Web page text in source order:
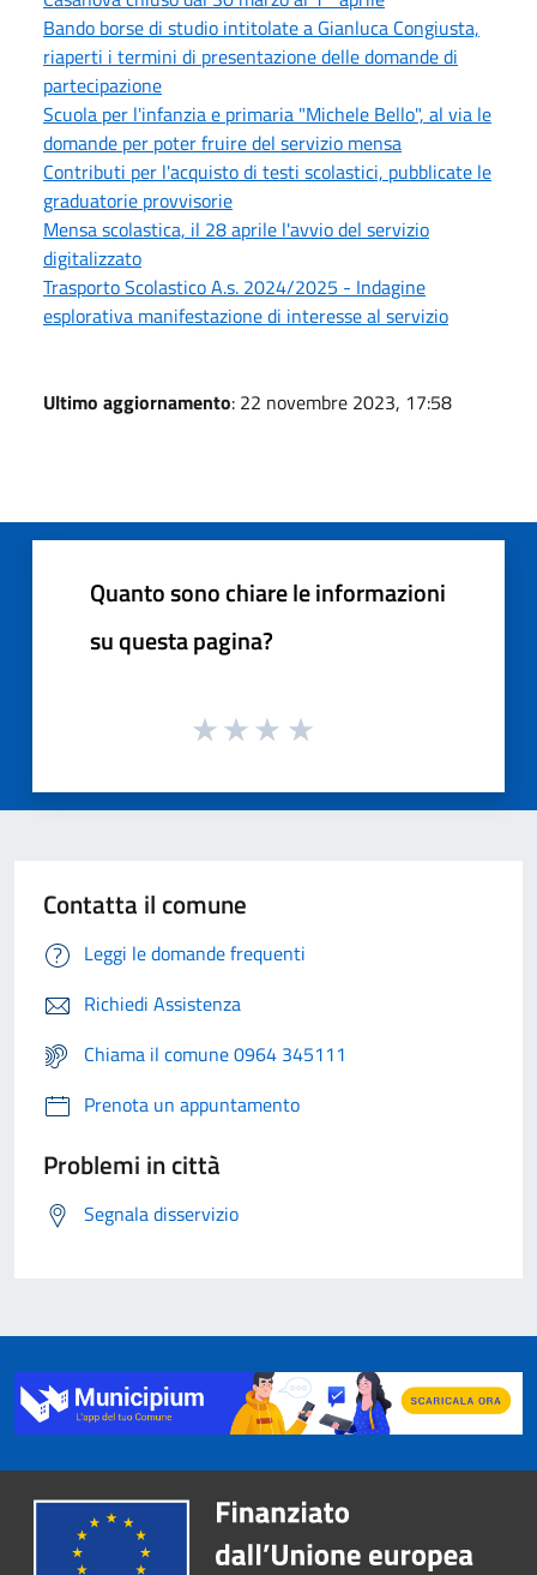
Bando borse di studio intitolate a Gianluca Congiusta,
riaperti i termini di presentazione delle domande di
partecipazione
Scuola per l'infanzia e primaria "Michele Bello", al via le
domande per poter fruire del servizio mensa
Contributi per l'acquisto di testi scolastici, pubblicate le
graduatorie provvisorie
Mensa scolastica, il 28 aprile l'avvio del servizio
digitalizzato
Trasporto Scolastico A.s. 2024/2025 - Indagine
esplorativa manifestazione di interesse al servizio
Ultimo aggiornamento: 22 novembre 2023, 17:58
Quanto sono chiare le informazioni
su questa pagina?
Contatta il comune
Leggi le domande frequenti
Richiedi Assistenza
Chiama il comune 0964 345111
Prenota un appuntamento
Problemi in città
Segnala disservizio